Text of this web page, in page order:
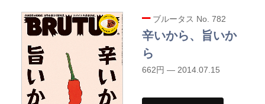
ブルータス No. 782
辛いから、旨いか
ら
662円 — 2014.07.15